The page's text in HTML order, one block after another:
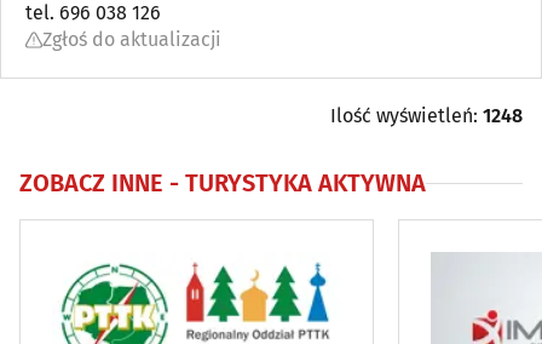
Myślistwo(2)
Narty(4)
Siłownie, fitness (21)
Sportowe i turystyczne art. i sprzęt(31)
tel. 696 038 126
Zgłoś do aktualizacji
Ilość wyświetleń: 1248
ZOBACZ INNE - TURYSTYKA AKTYWNA